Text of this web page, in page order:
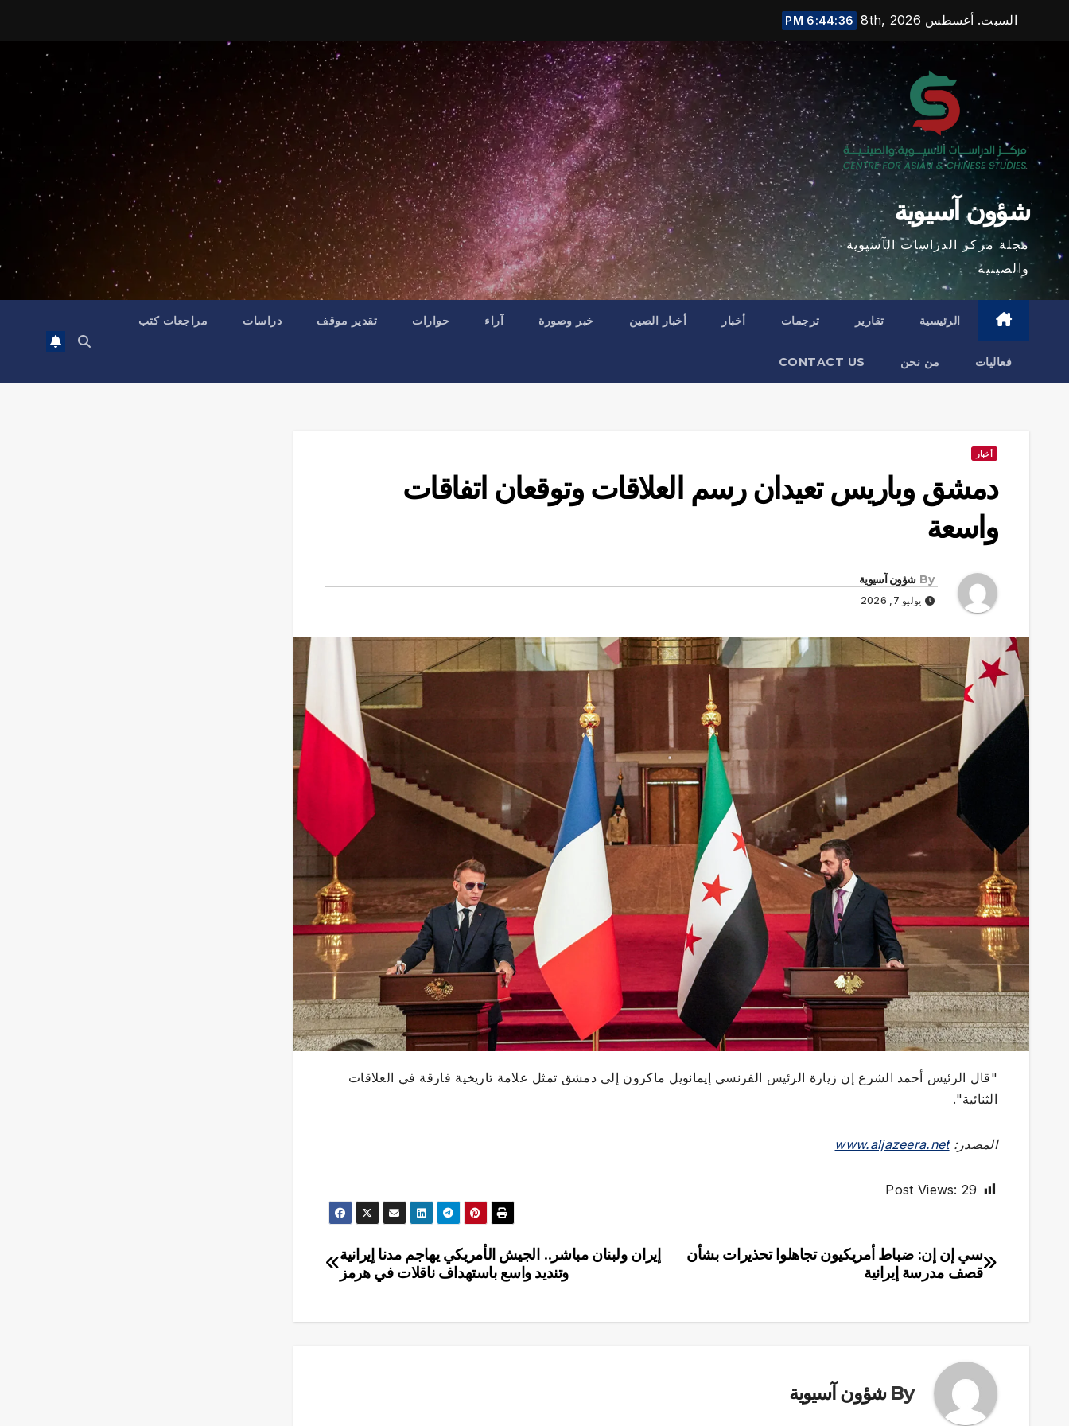
content
السبت. أغسطس 8th, 2026 6:44:37 PM
شؤون آسيوية
مجلة مركز الدراسات الآسيوية
والصينية
الرئيسية تقارير ترجمات أخبار أخبار الصين خبر وصورة آراء حوارات تقدير موقف دراسات مراجعات كتب
فعاليات من نحن CONTACT US
أخبار
دمشق وباريس تعيدان رسم العلاقات وتوقعان اتفاقات
واسعة
By شؤون آسيوية
يوليو 7, 2026
"قال الرئيس أحمد الشرع إن زيارة الرئيس الفرنسي إيمانويل ماكرون إلى دمشق تمثل علامة تاريخية فارقة في العلاقات
الثنائية".
المصدر:www.aljazeera.net
Post Views: 29
تصفّح
إيران ولبنان مباشر.. الجيش الأمريكي يهاجم مدنا إيرانية
وتنديد واسع باستهداف ناقلات في هرمز
سي إن إن: ضباط أمريكيون تجاهلوا تحذيرات بشأن
قصف مدرسة إيرانية
By شؤون آسيوية